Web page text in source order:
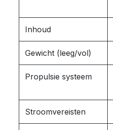
Inhoud
Gewicht (leeg/vol)
Propulsie systeem
Stroomvereisten